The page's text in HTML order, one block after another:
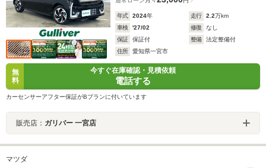
年式 2024年 走行 2.2万km
車検
'27/02 修復
なし
保証
保証付 整備
法定整備付
住所
愛知県一宮市
無
料
今すぐ在庫確認・見積依頼
電話する
カーセンサーアフター保証がBプランに付いています
販売店： ガリバー 一宮店
マツダ